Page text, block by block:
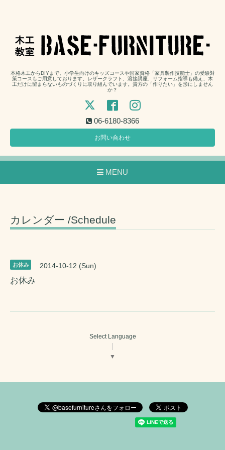
本格木工からDIYまで。小学生向けのキッズコースや国家資格「家具製作技能士」の受験対
策コースもご用意しております。レザークラフト、溶接講座、リフォーム指導も備え、木
工だけに留まらないものづくりに取り組んでいます。貴方の「作りたい」を形にしません
か？
06-6180-8366
お問い合わせ
MENU
カレンダー /Schedule
お休み 2014-10-12 (Sun)
お休み
Select Language
▼